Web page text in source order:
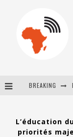
BREAKING
L’éducation
priorités